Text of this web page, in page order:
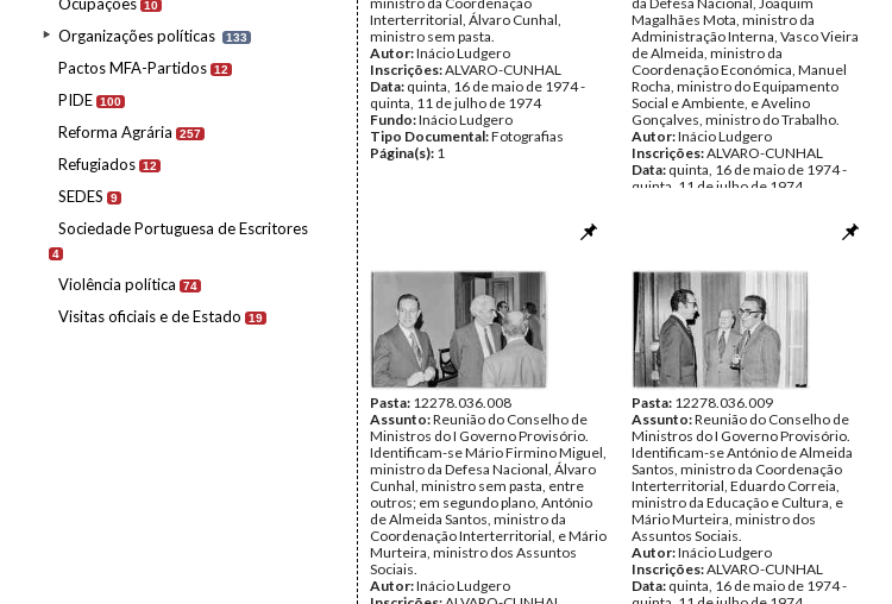
10
Organizações políticas 133
Pactos MFA-Partidos 12
PIDE 100
Reforma Agrária 257
Refugiados 12
SEDES 9
Sociedade Portuguesa de Escritores
4
Violência política 74
Visitas oficiais e de Estado 19
Interterritorial, Álvaro Cunhal,
ministro sem pasta.
Autor:Inácio Ludgero
Inscrições:ALVARO-CUNHAL
Data: quinta, 16 de maio de 1974 -
quinta, 11 de julho de 1974
Fundo:Inácio Ludgero
Tipo Documental:Fotografias
Página(s): 1
Magalhães Mota, ministro da
Administração Interna, Vasco Vieira
de Almeida, ministro da
Coordenação Económica, Manuel
Rocha, ministro do Equipamento
Social e Ambiente, e Avelino
Gonçalves, ministro do Trabalho.
Autor:Inácio Ludgero
Inscrições:ALVARO-CUNHAL
Data: quinta, 16 de maio de 1974 -
quinta, 11 de julho de 1974
Pasta: 12278.036.008
Assunto:Reunião do Conselho de
Ministros do I Governo Provisório.
Identificam-se Mário Firmino Miguel,
ministro da Defesa Nacional, Álvaro
Cunhal, ministro sem pasta, entre
outros; em segundo plano, António
de Almeida Santos, ministro da
Coordenação Interterritorial, e Mário
Murteira, ministro dos Assuntos
Sociais.
Autor:Inácio Ludgero
Pasta: 12278.036.009
Assunto:Reunião do Conselho de
Ministros do I Governo Provisório.
Identificam-se António de Almeida
Santos, ministro da Coordenação
Interterritorial, Eduardo Correia,
ministro da Educação e Cultura, e
Mário Murteira, ministro dos
Assuntos Sociais.
Autor:Inácio Ludgero
Inscrições:ALVARO-CUNHAL
Data: quinta, 16 de maio de 1974 -